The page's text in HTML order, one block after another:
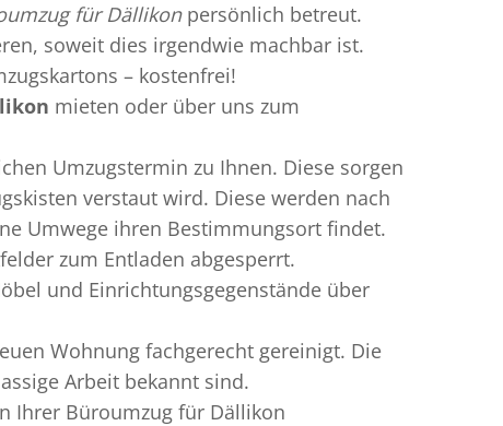
für Dällikonpersönlich betreut.
soweit dies irgendwie machbar ist.
– kostenfrei!
mieten oder über uns zum
Umzugstermin zu Ihnen. Diese sorgen
verstaut wird. Diese werden nach
Umwege ihren Bestimmungsort findet.
zum Entladen abgesperrt.
und Einrichtungsgegenstände über
Wohnung fachgerecht gereinigt. Die
Arbeit bekannt sind.
Ihrer Büroumzug für Dällikon